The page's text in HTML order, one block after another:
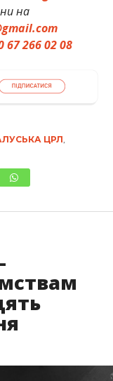
на
67 266 02 08
ЦРЛ,